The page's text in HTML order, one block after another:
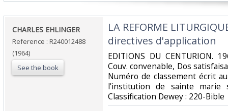
‎CHARLES EHLINGER‎
Reference : R240012488
(1964)
See the book
‎LA REFORME
directives d'application‎
‎EDITIONS DU CENTURION.
Couv. convenable, Dos
Numéro de classement écrit
l'institution de sainte
Classification Dewey : 220-Bible‎